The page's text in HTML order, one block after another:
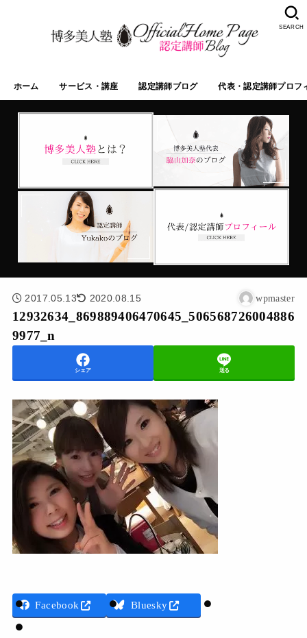
ホーム サービス・講座 認定講師ブログ 代表・認定講師プロフ
SEARCH
2017.05.13 2020.08.15 wpmaster
12932634_869889406470645_506568726004886
9977_n
シェア 送る
Facebook Bluesky